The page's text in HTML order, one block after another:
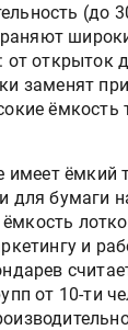
(до
от открыток
заменят
ёмкость
имеет ёмкий
для бумаги
и
от 10-ти